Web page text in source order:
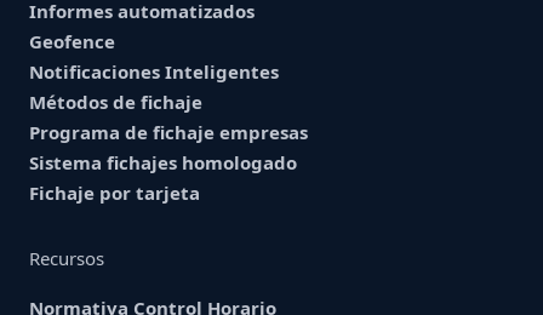
Informes automatizados
Geofence
Notificaciones Inteligentes
Métodos de fichaje
Programa de fichaje empresas
Sistema fichajes homologado
Fichaje por tarjeta
Recursos
Normativa Control Horario